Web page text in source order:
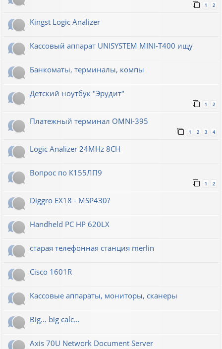
1 2
Kingst Logic Analizer
Кассовый аппарат UNISYSTEM MINI-T400 ищу
Банкоматы, терминалы, компы
Детский ноутбук "Эрудит"
1 2
Платежный терминал OMNI-395
1 2 3 4
Logic Analizer 24MHz 8CH
Вопрос по К155ЛП9
1 2
Diggro EX18 - MSP430?
Handheld PC HP 620LX
старая телефонная станция merlin
Cisco 1601R
Кассовые аппараты, мониторы, сканеры
Big… big calc…
Axis 70U Network Document Server